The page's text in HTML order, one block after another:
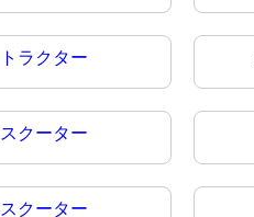
トラクター
スクーター
スクーター